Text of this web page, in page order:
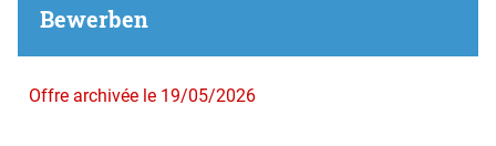
Bewerben
Offre archivée le 19/05/2026